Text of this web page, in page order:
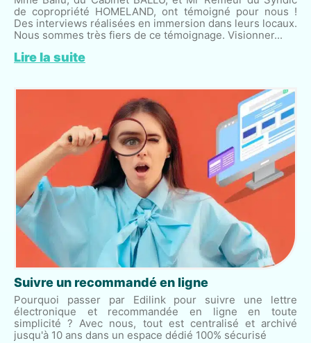
de copropriété HOMELAND, ont témoigné pour nous !
Des interviews réalisées en immersion dans leurs locaux.
Nous sommes très fiers de ce témoignage. Visionner...
Lire la suite
Suivre un recommandé en ligne
Pourquoi passer par Edilink pour suivre une lettre
électronique et recommandée en ligne en toute
simplicité ? Avec nous, tout est centralisé et archivé
jusqu'à 10 ans dans un espace dédié 100% sécurisé